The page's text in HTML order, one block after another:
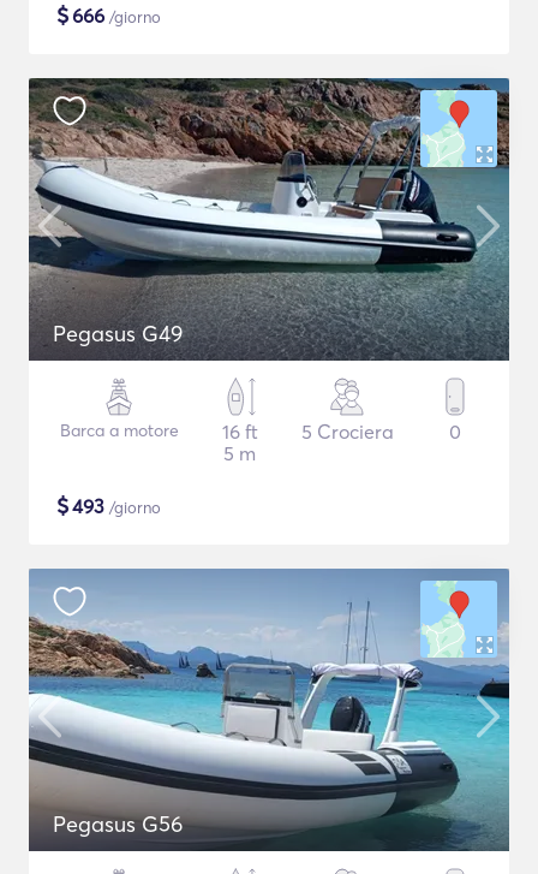
$666 /giorno
Pegasus G49
Barca a motore
16 ft
5 m
5 Crociera 0
$493 /giorno
Pegasus G56